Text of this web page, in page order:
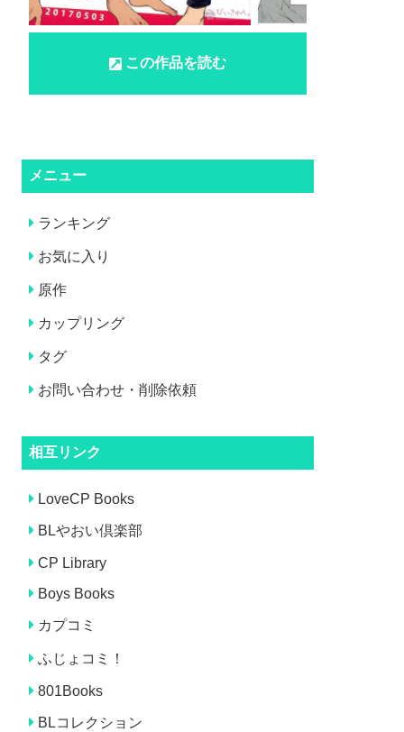
この作品を読む
メニュー
ランキング
お気に入り
原作
カップリング
タグ
お問い合わせ・削除依頼
相互リンク
LoveCP Books
BLやおい倶楽部
CP Library
Boys Books
カプコミ
ふじょコミ！
801Books
BLコレクション